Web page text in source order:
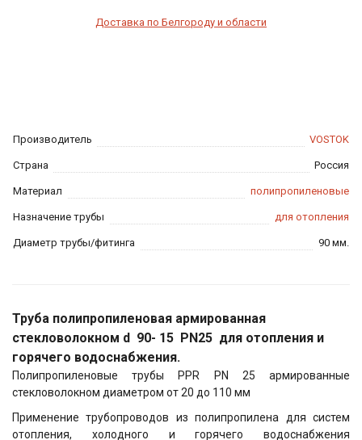
Производитель VOSTOK
Страна Россия
Материал полипропиленовые
Назначение трубы для отопления
Диаметр трубы/фитинга 90 мм.
Доставка по Белгороду и области
Труба полипропиленовая армированная
стекловолокном d 90- 15 PN25 для отопления и
горячего водоснабжения.
Полипропиленовые трубы PPR PN 25 армированные
стекловолокном диаметром от 20 до 110 мм
Применение трубопроводов из полипропилена для систем
отопления, холодного и горячего водоснабжения